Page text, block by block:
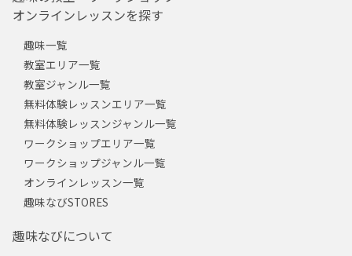
オンラインレッスンを探す
趣味一覧
教室エリア一覧
教室ジャンル一覧
無料体験レッスンエリア一覧
無料体験レッスンジャンル一覧
ワークショップエリア一覧
ワークショップジャンル一覧
オンラインレッスン一覧
趣味なびSTORES
趣味なびについて